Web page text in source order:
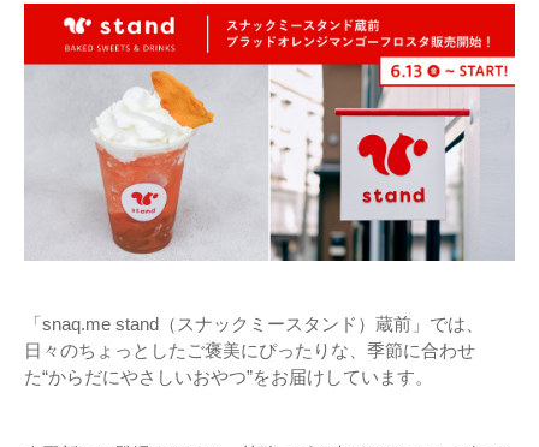
「snaq.me stand（スナックミースタンド）蔵前」では、
日々のちょっとしたご褒美にぴったりな、季節に合わせ
た“からだにやさしいおやつ”をお届けしています。